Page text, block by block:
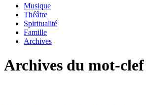
Aller
contenu
Musique
Théâtre
Spiritualité
Famille
Archives
Archives du mot-